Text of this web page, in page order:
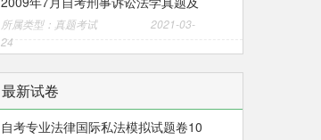
所属类型：真题考试
2021-03-
24
最新试卷
自考专业法律国际私法模拟试题卷10